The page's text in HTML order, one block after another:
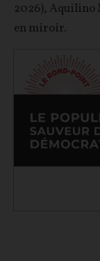
2026), Aquilino
en miroir.